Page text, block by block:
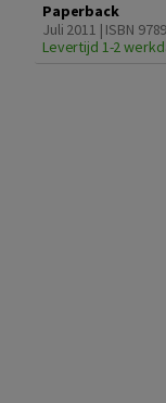
Paperback
Juli 2011 | ISBN
Levertijd 1-2